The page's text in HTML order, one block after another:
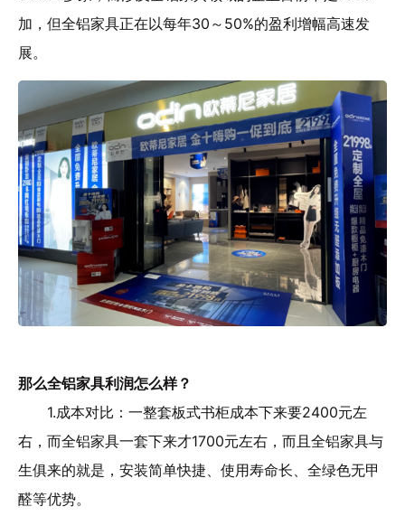
加，但全铝家具正在以每年30～50%的盈利增幅高速发
展。
那么全铝家具利润怎么样？
1.成本对比：一整套板式书柜成本下来要2400元左
右，而全铝家具一套下来才1700元左右，而且全铝家具与
生俱来的就是，安装简单快捷、使用寿命长、全绿色无甲
醛等优势。